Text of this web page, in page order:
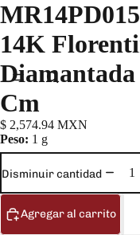
14K
Cm
$ 2,574.94 MXN
Peso: 1 g
Disminuir cantidad
Agregar al carrito